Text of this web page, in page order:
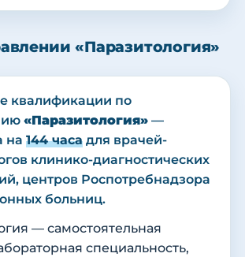
«Паразитология»
квалификации по
«Паразитология» —
на 144 часа для врачей-
клинико-диагностических
центров Роспотребнадзора
больниц.
— самостоятельная
специальность,